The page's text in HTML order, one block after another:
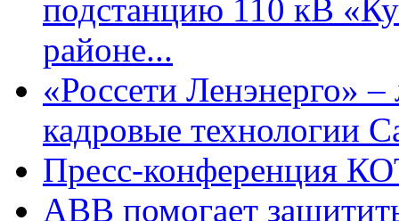
подстанцию 110 кВ
районе...
«Россети Ленэнерго»
кадровые технологии
Пресс-конференция
ABB помогает